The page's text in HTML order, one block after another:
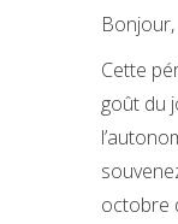
Bonjour,
Cette
goût du
octobre